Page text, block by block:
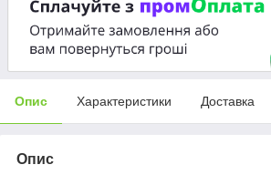
Опис Характеристики Доставка
Опис